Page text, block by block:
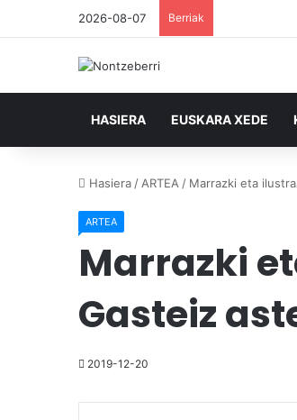
2026-08-07 Berriak
HASIERA EUSKARA XEDE
Hasiera / ARTEA / Marrazki eta
ARTEA
Marrazki
Gasteiz
2019-12-20